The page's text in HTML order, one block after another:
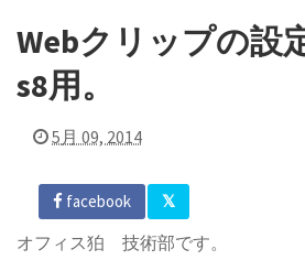
Webクリップの
s8用。
5月 09, 2014
facebook
オフィス狛 技術部です。